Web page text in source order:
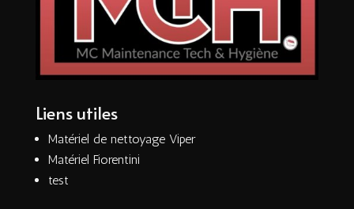
Liens utiles
Matériel de nettoyage Viper
Matériel Fiorentini
test